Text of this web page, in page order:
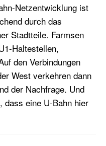
Netzentwicklung ist
durch das
Stadtteile. Farmsen
Haltestellen,
den Verbindungen
West verkehren dann
der Nachfrage. Und
dass eine U-Bahn hier